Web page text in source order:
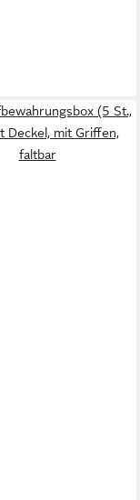
(5 St.,
Deckel, mit Griffen,
faltbar